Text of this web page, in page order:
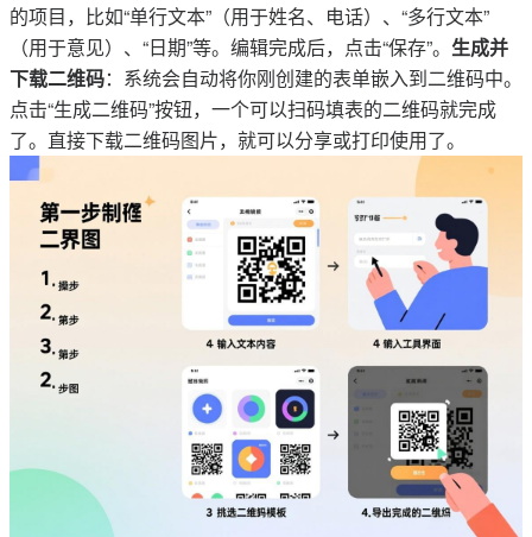
的项目，比如“单行文本”（用于姓名、电话）、“多行文本”
（用于意见）、“日期”等。编辑完成后，点击“保存”。 生成并
下载二维码：系统会自动将你刚创建的表单嵌入到二维码中。
点击“生成二维码”按钮，一个可以扫码填表的二维码就完成
了。直接下载二维码图片，就可以分享或打印使用了。